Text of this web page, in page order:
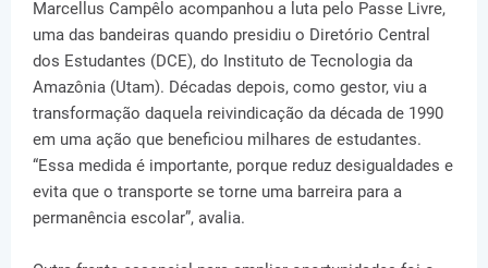
Marcellus Campêlo acompanhou a luta pelo Passe Livre,
uma das bandeiras quando presidiu o Diretório Central
dos Estudantes (DCE), do Instituto de Tecnologia da
Amazônia (Utam). Décadas depois, como gestor, viu a
transformação daquela reivindicação da década de 1990
em uma ação que beneficiou milhares de estudantes.
“Essa medida é importante, porque reduz desigualdades e
evita que o transporte se torne uma barreira para a
permanência escolar”, avalia.